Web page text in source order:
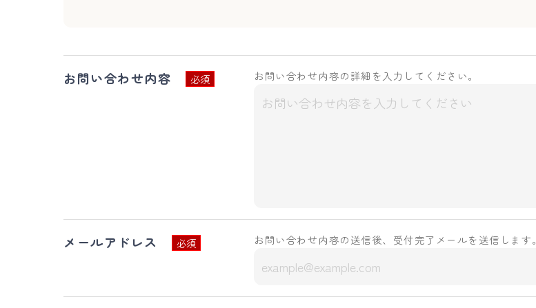
お問い合わせ内容 必須 お問い合わせ内容の詳細を入力してください。
メールアドレス 必須 お問い合わせ内容の送信後、受付完了メールを送信します。